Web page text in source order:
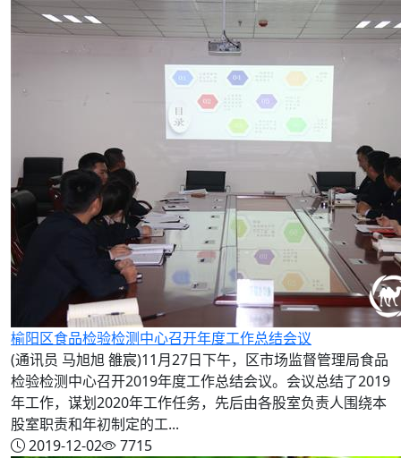
榆阳区食品检验检测中心召开年度工作总结会议
(通讯员 马旭旭 雒宸)11月27日下午，区市场监督管理局食品
检验检测中心召开2019年度工作总结会议。会议总结了2019
年工作，谋划2020年工作任务，先后由各股室负责人围绕本
股室职责和年初制定的工...
2019-12-02
7715